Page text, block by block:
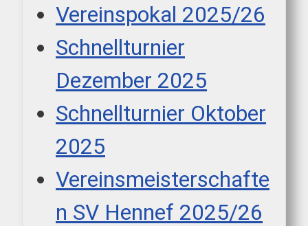
Vereinspokal 2025/26
Schnellturnier
Dezember 2025
Schnellturnier Oktober
2025
Vereinsmeisterschafte
n SV Hennef 2025/26